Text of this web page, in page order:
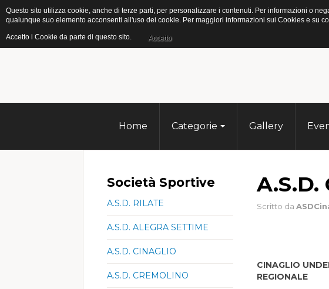
Home Categorie Gallery
A.S.D.
Scritto da
CINAGLIO
REGIONALE
Società Sportive
A.S.D. RILATE
A.S.D. ALEGRA SETTIME
A.S.D. CINAGLIO
A.S.D. CREMOLINO
Questo sito utilizza cookie, anche di terze parti, per personalizzare i contenuti. Per informazioni o
qualunque suo elemento acconsenti all'uso dei cookie. Per maggiori informazioni sui Cookies e su
Accetto i Cookie da parte di questo sito. Accetto